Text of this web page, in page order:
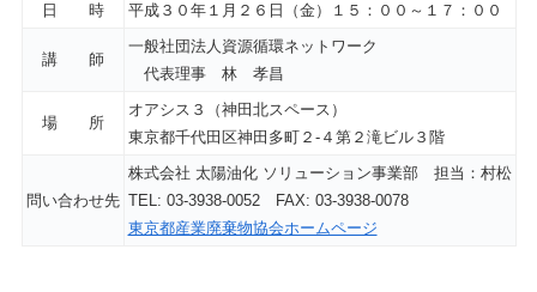
日 時
平成３０年１月２６日（金）１５：００～１７：００
講 師
一般社団法人資源循環ネットワーク
代表理事 林 孝昌
場 所
オアシス３（神田北スペース）
東京都千代田区神田多町２-４第２滝ビル３階
問い合わせ先
株式会社 太陽油化 ソリューション事業部 担当：村松
TEL: 03-3938-0052 FAX: 03-3938-0078
東京都産業廃棄物協会ホームページ